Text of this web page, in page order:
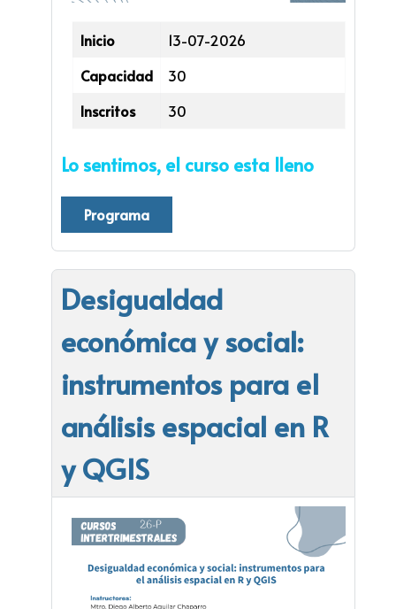
Inicio
13-07-2026
Capacidad
30
Inscritos
30
Lo sentimos, el curso esta lleno
Programa
Desigualdad
económica y social:
instrumentos para el
análisis espacial en R
y QGIS